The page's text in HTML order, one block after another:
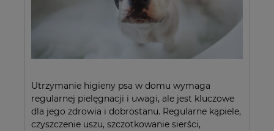
Utrzymanie higieny psa w domu wymaga
regularnej pielęgnacji i uwagi, ale jest kluczowe
dla jego zdrowia i dobrostanu. Regularne kąpiele,
czyszczenie uszu, szczotkowanie sierści,